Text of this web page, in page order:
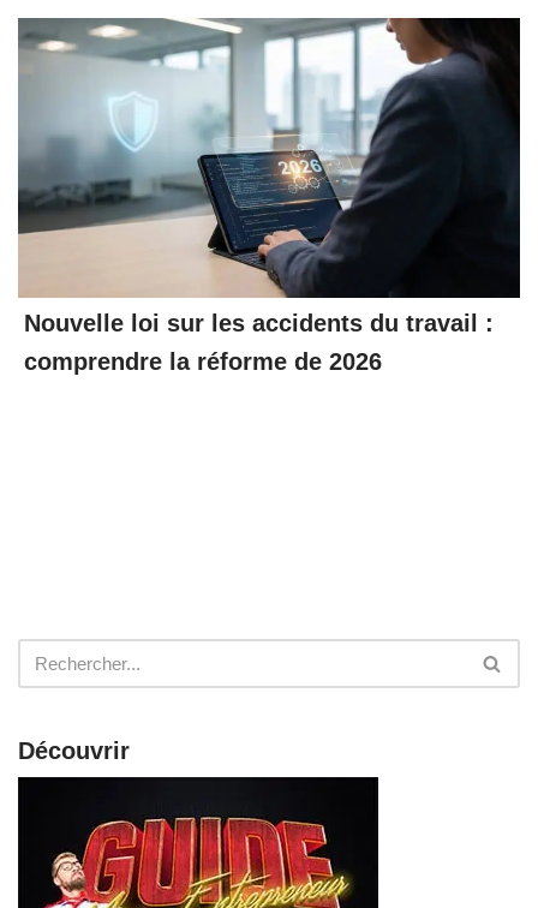
Nouvelle loi sur les accidents du travail :
comprendre la réforme de 2026
Découvrir